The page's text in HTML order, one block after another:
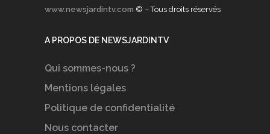
www.newsjardintv.com © – Tous droits réservés
A PROPOS DE NEWSJARDINTV
Qui sommes-nous ?
Mentions légales
Politique de confidentialité
Nous contacter